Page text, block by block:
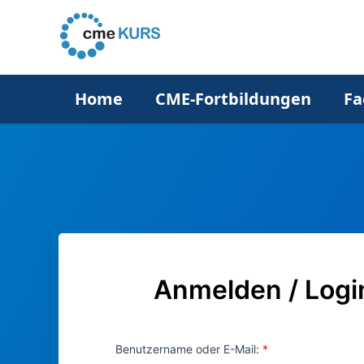
Home CME-Fortbildungen
Anmelden /
Benutzername oder E-Mail: